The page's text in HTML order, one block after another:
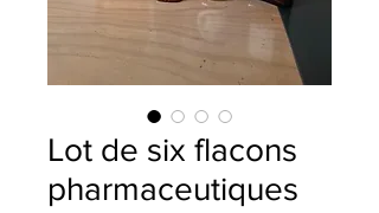
Lot de six flacons
pharmaceutiques